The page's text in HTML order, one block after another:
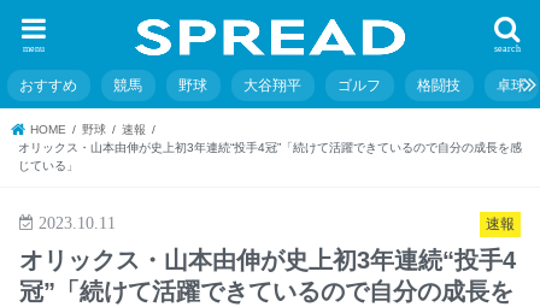
search
menu
おすすめ 競馬 野球 大谷翔平 ゴルフ 格闘技 卓球
HOME 野球
速報
オリックス・山本由伸が史上初3年連続“投手4冠”「続けて活躍できているので自分の成長を感
じている」
速報
2023.10.11
オリックス・山本由伸が史上初3年連続“投手4
冠”「続けて活躍できているので自分の成長を